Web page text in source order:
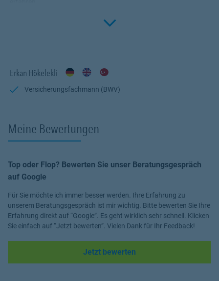
Versicherungsprodukten, darunter Krankenversicherung,
Daher bieten wir maßgeschneiderte Lösungen, um sicherzustellen,
Versicherungsangelegenheiten sowie exzellenten Kundenservice
realisieren.
zur Verfügung:
Absicherung Ihrer Arbeitskraft, Altersvorsorge
Zahnersatz: Implantate, Brücken, Kronen, Profesionelle
Zahnreinigung
Sehhilfen wie Brillen, Kontaktlinsen, Sonnenbrillen
Click to
Erkan Hökelekli
Versicherungsfachmann (BWV)
Meine Bewertungen
Top oder Flop? Bewerten Sie unser Beratungsgespräch
auf Google
Für Sie möchte ich immer besser werden. Ihre Erfahrung zu
unserem Beratungsgespräch ist mir wichtig. Bitte bewerten Sie Ihre
Erfahrung direkt auf “Google”. Es geht wirklich sehr schnell. Klicken
Sie einfach auf “Jetzt bewerten”. Vielen Dank für Ihr Feedback!
Jetzt bewerten